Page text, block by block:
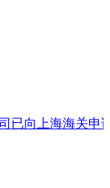
已向上海海关